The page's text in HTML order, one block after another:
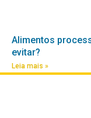
Alimentos
evitar?
Leia mais »